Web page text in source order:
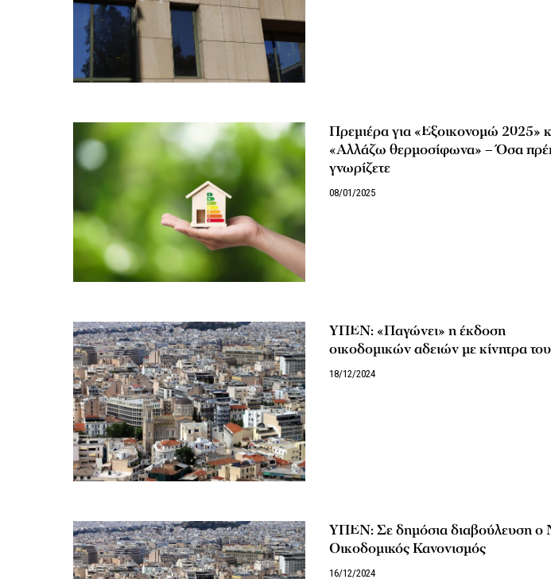
Πρεμιέρα για «Εξοικονομώ 2025»
«Αλλάζω θερμοσίφωνα» – Όσα
γνωρίζετε
08/01/2025
ΥΠΕΝ: «Παγώνει» η έκδοση
οικοδομικών αδειών με κίνητρα
18/12/2024
ΥΠΕΝ: Σε δημόσια διαβούλευση ο
Οικοδομικός Κανονισμός
16/12/2024